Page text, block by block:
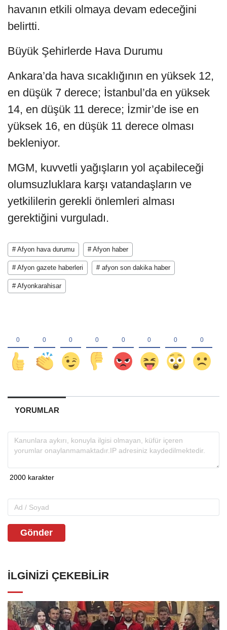
havanın etkili olmaya devam edeceğini
belirtti.
Büyük Şehirlerde Hava Durumu
Ankara’da hava sıcaklığının en yüksek 12,
en düşük 7 derece; İstanbul’da en yüksek
14, en düşük 11 derece; İzmir’de ise en
yüksek 16, en düşük 11 derece olması
bekleniyor.
MGM, kuvvetli yağışların yol açabileceği
olumsuzluklara karşı vatandaşların ve
yetkililerin gerekli önlemleri alması
gerektiğini vurguladı.
# Afyon hava durumu # Afyon haber
# Afyon gazete haberleri # afyon son dakika haber
# Afyonkarahisar
YORUMLAR
Gönder
İLGINIZI ÇEKEBILIR